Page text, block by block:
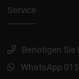
Service
Benötigen Sie
WhatsApp